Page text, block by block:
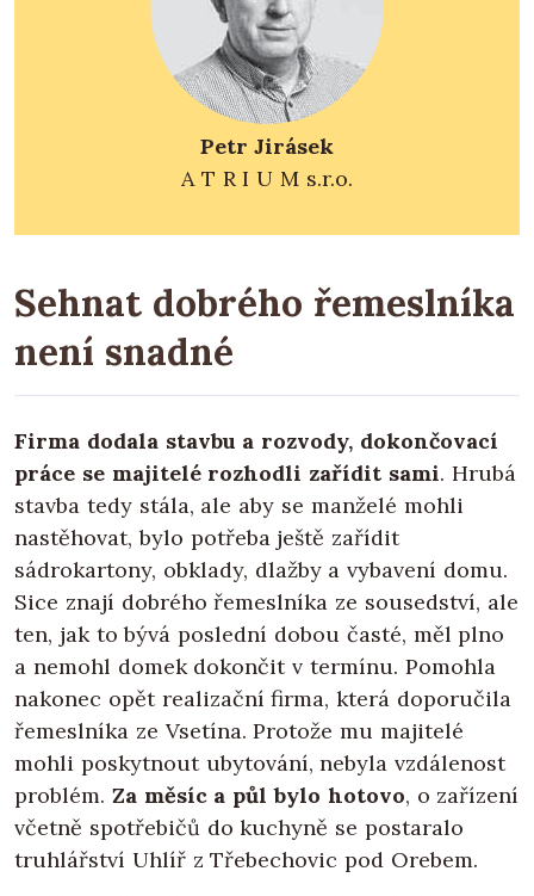
Petr Jirásek
A T R I U M s.r.o.
Sehnat dobrého řemeslníka
není snadné
Firma dodala stavbu a rozvody, dokončovací
práce se majitelé rozhodli zařídit sami. Hrubá
stavba tedy stála, ale aby se manželé mohli
nastěhovat, bylo potřeba ještě zařídit
sádrokartony, obklady, dlažby a vybavení domu.
Sice znají dobrého řemeslníka ze sousedství, ale
ten, jak to bývá poslední dobou časté, měl plno
a nemohl domek dokončit v termínu. Pomohla
nakonec opět realizační firma, která doporučila
řemeslníka ze Vsetína. Protože mu majitelé
mohli poskytnout ubytování, nebyla vzdálenost
problém. Za měsíc a půl bylo hotovo, o zařízení
včetně spotřebičů do kuchyně se postaralo
truhlářství Uhlíř z Třebechovic pod Orebem.